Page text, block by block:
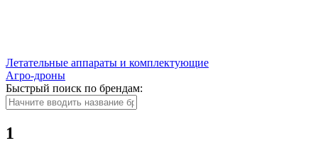
Летательные аппараты и комплектующие
Агро-дроны
Быстрый поиск по брендам:
1